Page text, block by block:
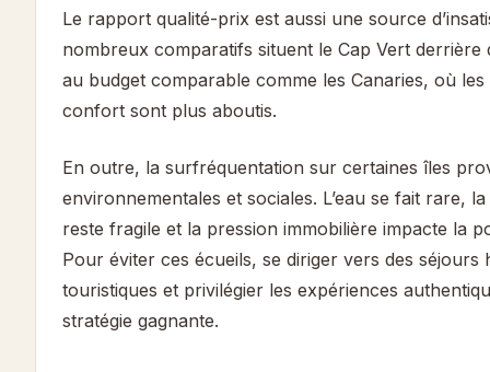
Le rapport qualité-prix est aussi une source
nombreux comparatifs situent le Cap Vert derrière
au budget comparable comme les Canaries, où
confort sont plus aboutis.
En outre, la surfréquentation sur certaines îles
environnementales et sociales. L’eau se fait rare,
reste fragile et la pression immobilière impacte la
Pour éviter ces écueils, se diriger vers des
touristiques et privilégier les expériences
stratégie gagnante.